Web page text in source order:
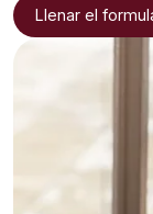
Llenar el